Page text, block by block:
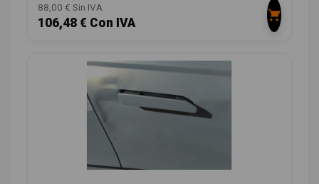
88,00 € Sin IVA
106,48 € Con IVA